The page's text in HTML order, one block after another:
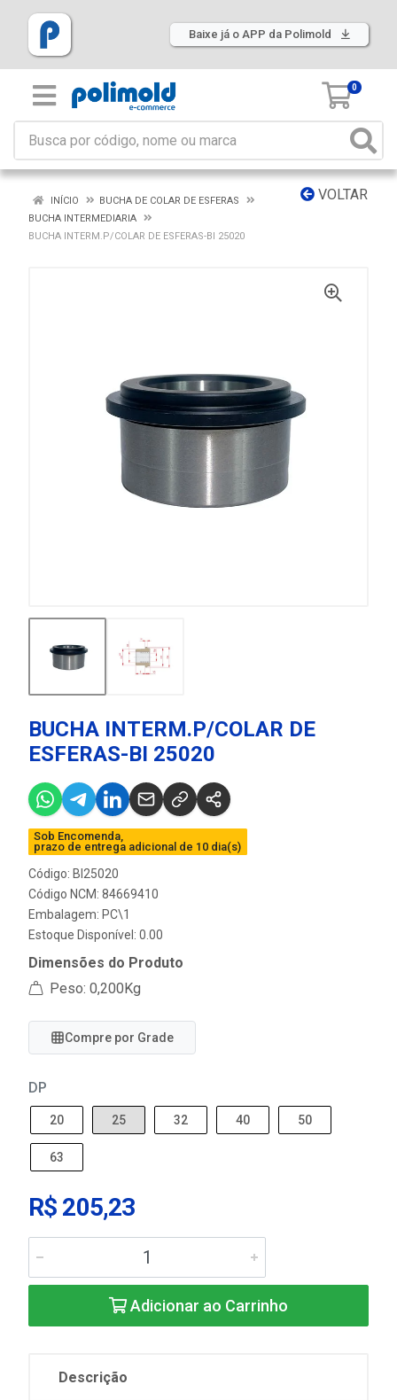
Baixe já o APP da Polimold
0
VOLTAR
INÍCIO
BUCHA DE COLAR DE ESFERAS
BUCHA INTERMEDIARIA
BUCHA INTERM.P/COLAR DE ESFERAS-BI 25020
BUCHA INTERM.P/COLAR DE
ESFERAS-BI 25020
Sob Encomenda,
prazo de entrega adicional de 10 dia(s)
Código: BI25020
Código NCM: 84669410
Embalagem: PC\1
Estoque Disponível: 0.00
Dimensões do Produto
Peso: 0,200Kg
Compre por Grade
DP
20 25 32 40 50
63
R$ 205,23
Adicionar ao Carrinho
Descrição